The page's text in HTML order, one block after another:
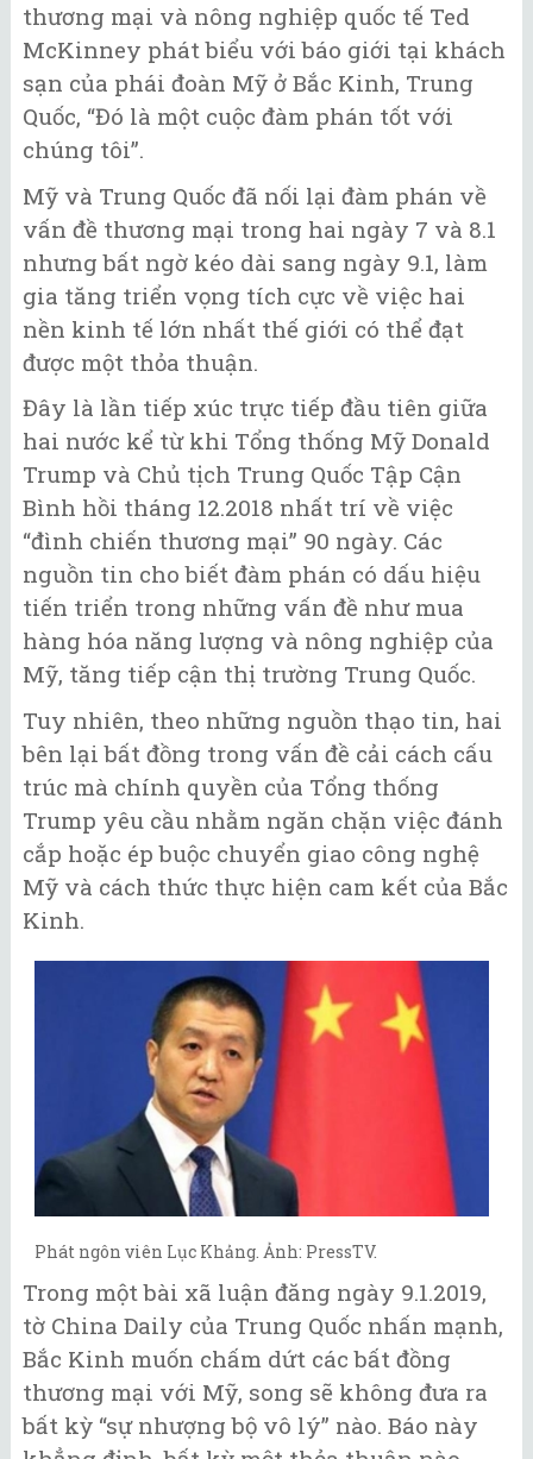
thương mại và nông nghiệp quốc tế Ted
McKinney phát biểu với báo giới tại khách
sạn của phái đoàn Mỹ ở Bắc Kinh, Trung
Quốc, “Đó là một cuộc đàm phán tốt với
chúng tôi”.
Mỹ và Trung Quốc đã nối lại đàm phán về
vấn đề thương mại trong hai ngày 7 và 8.1
nhưng bất ngờ kéo dài sang ngày 9.1, làm
gia tăng triển vọng tích cực về việc hai
nền kinh tế lớn nhất thế giới có thể đạt
được một thỏa thuận.
Đây là lần tiếp xúc trực tiếp đầu tiên giữa
hai nước kể từ khi Tổng thống Mỹ Donald
Trump và Chủ tịch Trung Quốc Tập Cận
Bình hồi tháng 12.2018 nhất trí về việc
“đình chiến thương mại” 90 ngày. Các
nguồn tin cho biết đàm phán có dấu hiệu
tiến triển trong những vấn đề như mua
hàng hóa năng lượng và nông nghiệp của
Mỹ, tăng tiếp cận thị trường Trung Quốc.
Tuy nhiên, theo những nguồn thạo tin, hai
bên lại bất đồng trong vấn đề cải cách cấu
trúc mà chính quyền của Tổng thống
Trump yêu cầu nhằm ngăn chặn việc đánh
cắp hoặc ép buộc chuyển giao công nghệ
Mỹ và cách thức thực hiện cam kết của Bắc
Kinh.
Phát ngôn viên Lục Khảng. Ảnh: PressTV.
Trong một bài xã luận đăng ngày 9.1.2019,
tờ China Daily của Trung Quốc nhấn mạnh,
Bắc Kinh muốn chấm dứt các bất đồng
thương mại với Mỹ, song sẽ không đưa ra
bất kỳ “sự nhượng bộ vô lý” nào. Báo này